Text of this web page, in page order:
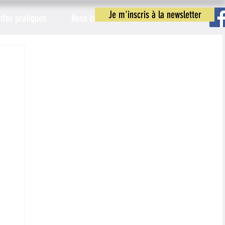
Je m'inscris à la newsletter
Nous contacter